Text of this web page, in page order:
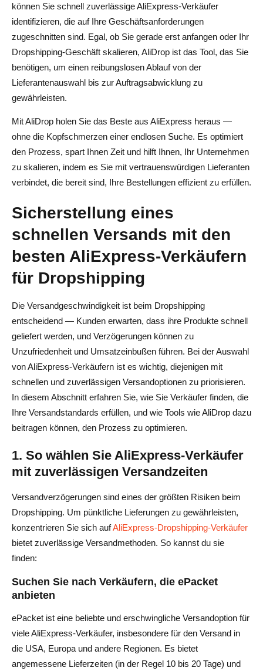
können Sie schnell zuverlässige AliExpress-Verkäufer
identifizieren, die auf Ihre Geschäftsanforderungen
zugeschnitten sind. Egal, ob Sie gerade erst anfangen oder Ihr
Dropshipping-Geschäft skalieren, AliDrop ist das Tool, das Sie
benötigen, um einen reibungslosen Ablauf von der
Lieferantenauswahl bis zur Auftragsabwicklung zu
gewährleisten.
Mit AliDrop holen Sie das Beste aus AliExpress heraus —
ohne die Kopfschmerzen einer endlosen Suche. Es optimiert
den Prozess, spart Ihnen Zeit und hilft Ihnen, Ihr Unternehmen
zu skalieren, indem es Sie mit vertrauenswürdigen Lieferanten
verbindet, die bereit sind, Ihre Bestellungen effizient zu erfüllen.
Sicherstellung eines
schnellen Versands mit den
besten AliExpress-Verkäufern
für Dropshipping
Die Versandgeschwindigkeit ist beim Dropshipping
entscheidend — Kunden erwarten, dass ihre Produkte schnell
geliefert werden, und Verzögerungen können zu
Unzufriedenheit und Umsatzeinbußen führen. Bei der Auswahl
von AliExpress-Verkäufern ist es wichtig, diejenigen mit
schnellen und zuverlässigen Versandoptionen zu priorisieren.
In diesem Abschnitt erfahren Sie, wie Sie Verkäufer finden, die
Ihre Versandstandards erfüllen, und wie Tools wie AliDrop dazu
beitragen können, den Prozess zu optimieren.
1. So wählen Sie AliExpress-Verkäufer
mit zuverlässigen Versandzeiten
Versandverzögerungen sind eines der größten Risiken beim
Dropshipping. Um pünktliche Lieferungen zu gewährleisten,
konzentrieren Sie sich aufAliExpress-Dropshipping-Verkäufer
bietet zuverlässige Versandmethoden. So kannst du sie
finden:
Suchen Sie nach Verkäufern, die ePacket
anbieten
ePacket ist eine beliebte und erschwingliche Versandoption für
viele AliExpress-Verkäufer, insbesondere für den Versand in
die USA, Europa und andere Regionen. Es bietet
angemessene Lieferzeiten (in der Regel 10 bis 20 Tage) und